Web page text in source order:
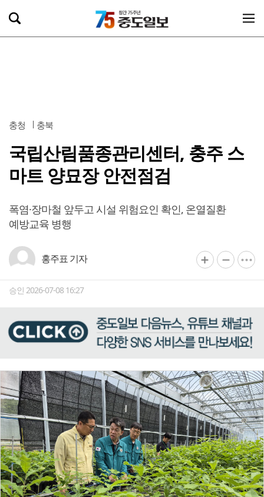
충청 충북
국립산림품종관리센터, 충주 스
마트 양묘장 안전점검
폭염·장마철 앞두고 시설 위험요인 확인, 온열질환
예방교육 병행
홍주표 기자
승인 2026-07-08 16:27